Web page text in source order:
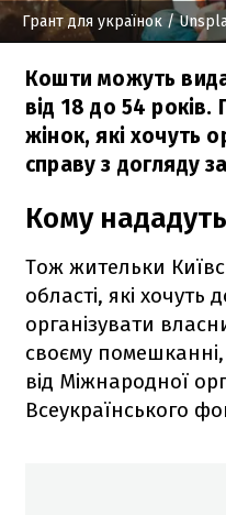
Грант для українок /
Кошти можуть
від 18 до 54 років.
жінок, які хочуть
справу з догляду
Кому
Тож жительки
області, які хочуть
організувати
своєму
від Міжнародної
Всеукраїнського